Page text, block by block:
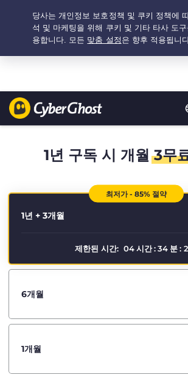
추천 옵션:최저가- 1.25년 $1.99/개
1년 구독 시 개월3무
최저가 - 85% 절약
1년 + 3개월
제한된 시간: 04 시간 : 34 분 :
6개월
1개월